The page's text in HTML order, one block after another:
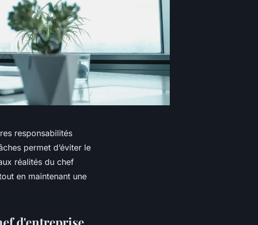
responsabilités
permet d’éviter le
réalités du chef
en maintenant une